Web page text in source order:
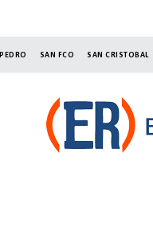
SAN FCO SAN CRISTOBAL